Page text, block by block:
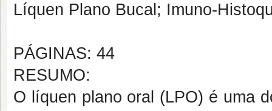
Líquen Plano Bucal; Imuno-
PÁGINAS: 44
RESUMO:
O líquen plano oral (LPO) é uma